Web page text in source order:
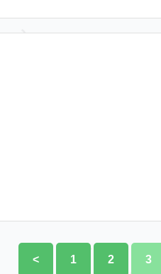
< 1 2 3